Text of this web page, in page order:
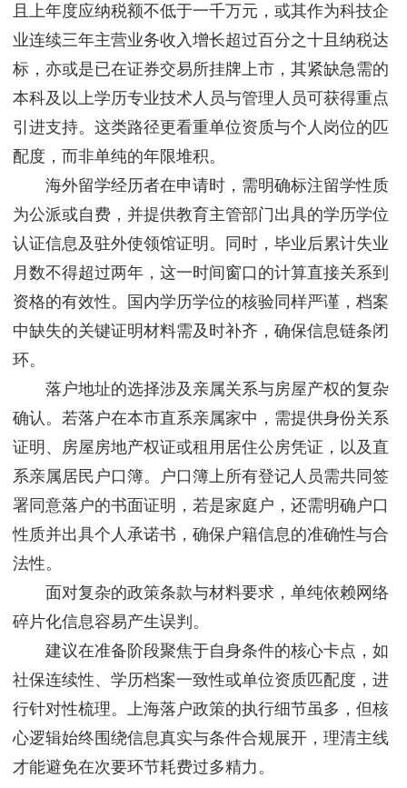
且上年度应纳税额不低于一千万元，或其作为科技企
业连续三年主营业务收入增长超过百分之十且纳税达
标，亦或是已在证券交易所挂牌上市，其紧缺急需的
本科及以上学历专业技术人员与管理人员可获得重点
引进支持。这类路径更看重单位资质与个人岗位的匹
配度，而非单纯的年限堆积。
海外留学经历者在申请时，需明确标注留学性质
为公派或自费，并提供教育主管部门出具的学历学位
认证信息及驻外使领馆证明。同时，毕业后累计失业
月数不得超过两年，这一时间窗口的计算直接关系到
资格的有效性。国内学历学位的核验同样严谨，档案
中缺失的关键证明材料需及时补齐，确保信息链条闭
环。
落户地址的选择涉及亲属关系与房屋产权的复杂
确认。若落户在本市直系亲属家中，需提供身份关系
证明、房屋房地产权证或租用居住公房凭证，以及直
系亲属居民户口簿。户口簿上所有登记人员需共同签
署同意落户的书面证明，若是家庭户，还需明确户口
性质并出具个人承诺书，确保户籍信息的准确性与合
法性。
面对复杂的政策条款与材料要求，单纯依赖网络
碎片化信息容易产生误判。
建议在准备阶段聚焦于自身条件的核心卡点，如
社保连续性、学历档案一致性或单位资质匹配度，进
行针对性梳理。上海落户政策的执行细节虽多，但核
心逻辑始终围绕信息真实与条件合规展开，理清主线
才能避免在次要环节耗费过多精力。